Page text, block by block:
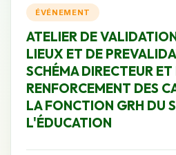
ÉVÉNEMENT
ATELIER DE
LIEUX ET DE
SCHÉMA DIRECTEUR
RENFORCEMENT DES
LA FONCTION GRH DU
L'ÉDUCATION